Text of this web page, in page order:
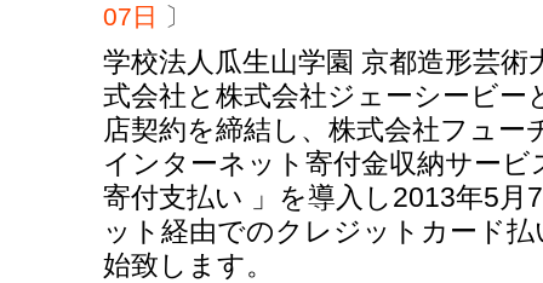
07日
〕
学校法人瓜生山学園 京都造形芸
式会社と株式会社ジェーシービ
店契約を締結し、株式会社フュ
インターネット寄付金収納サー
寄付支払い 」を導入し2013年5
ット経由でのクレジットカード
始致します。